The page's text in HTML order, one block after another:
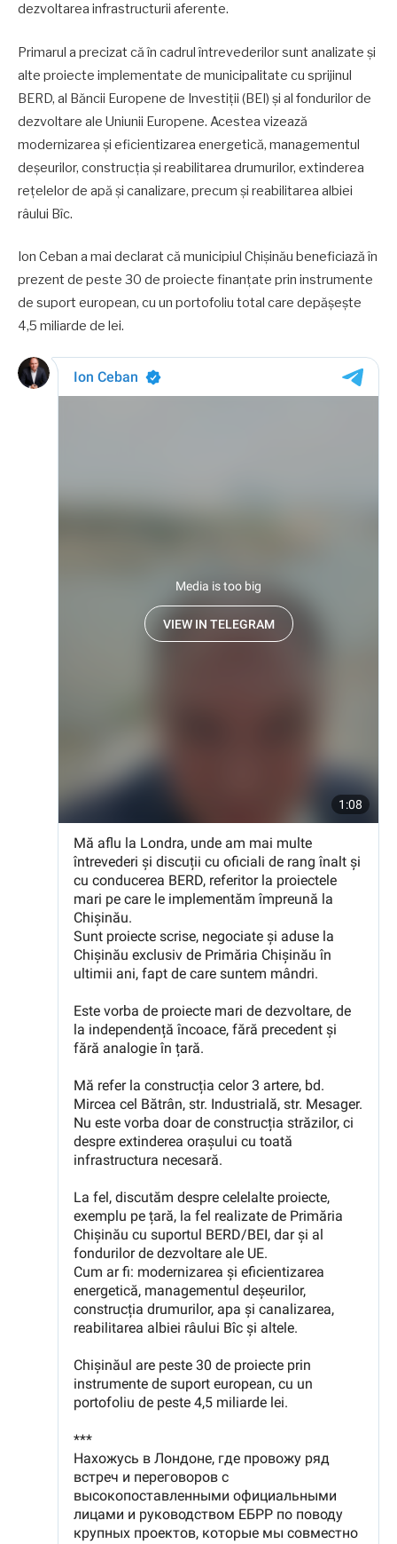
dezvoltarea infrastructurii aferente.
Primarul a precizat că în cadrul întrevederilor sunt analizate și
alte proiecte implementate de municipalitate cu sprijinul
BERD, al Băncii Europene de Investiții (BEI) și al fondurilor de
dezvoltare ale Uniunii Europene. Acestea vizează
modernizarea și eficientizarea energetică, managementul
deșeurilor, construcția și reabilitarea drumurilor, extinderea
rețelelor de apă și canalizare, precum și reabilitarea albiei
râului Bîc.
Ion Ceban a mai declarat că municipiul Chișinău beneficiază în
prezent de peste 30 de proiecte finanțate prin instrumente
de suport european, cu un portofoliu total care depășește
4,5 miliarde de lei.